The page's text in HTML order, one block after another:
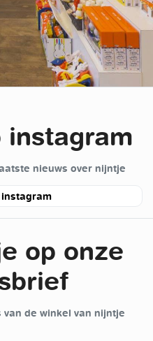
instagram
nieuws over nijntje
op onze
de winkel van nijntje